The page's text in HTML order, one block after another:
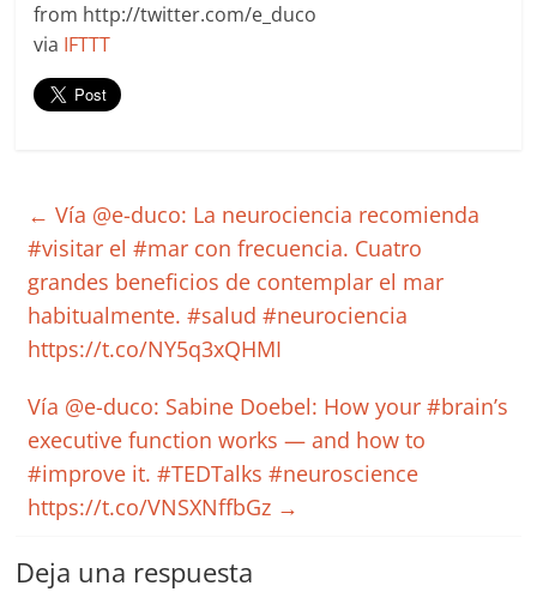
from http://twitter.com/e_duco
via IFTTT
← Vía @e-duco: La neurociencia recomienda
#visitar el #mar con frecuencia. Cuatro
grandes beneficios de contemplar el mar
habitualmente. #salud #neurociencia
https://t.co/NY5q3xQHMI
Vía @e-duco: Sabine Doebel: How your #brain’s
executive function works — and how to
#improve it. #TEDTalks #neuroscience
https://t.co/VNSXNffbGz →
Deja una respuesta